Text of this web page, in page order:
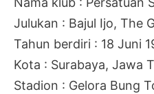
Julukan : Bajul Ijo, The
Tahun berdiri : 18 Juni
Kota : Surabaya, Jawa
Stadion : Gelora Bung